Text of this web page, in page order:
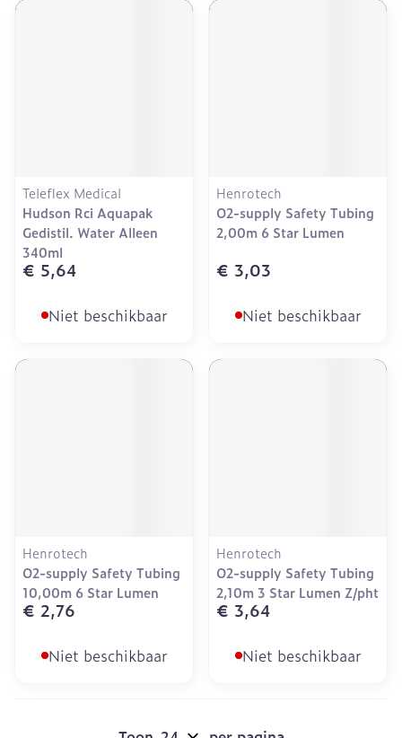
Teleflex Medical
Hudson Rci Aquapak
Gedistil. Water Alleen
340ml
€ 5,64
Niet beschikbaar
Henrotech
O2-supply Safety Tubing
2,00m 6 Star Lumen
€ 3,03
Niet beschikbaar
Henrotech
O2-supply Safety Tubing
10,00m 6 Star Lumen
€ 2,76
Niet beschikbaar
Henrotech
O2-supply Safety Tubing
2,10m 3 Star Lumen Z/pht
€ 3,64
Niet beschikbaar